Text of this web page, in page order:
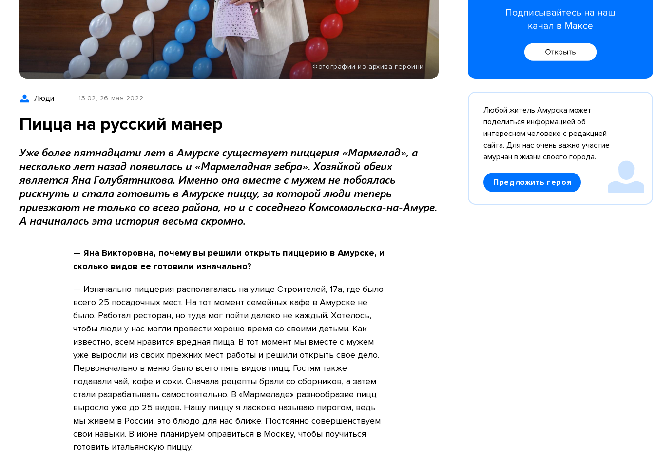
Фотографии из архива героини
Люди 13:02, 26 мая 2022
Пицца на русский манер
Уже более пятнадцати лет в Амурске существует пиццерия «Мармелад», а
несколько лет назад появилась и «Мармеладная зебра». Хозяйкой обеих
является Яна Голубятникова. Именно она вместе с мужем не побоялась
рискнуть и стала готовить в Амурске пиццу, за которой люди теперь
приезжают не только со всего района, но и с соседнего Комсомольска-на-Амуре.
А начиналась эта история весьма скромно.
— Яна Викторовна, почему вы решили открыть пиццерию в Амурске, и
сколько видов ее готовили изначально?
— Изначально пиццерия располагалась на улице Строителей, 17а, где было
всего 25 посадочных мест. На тот момент семейных кафе в Амурске не
было. Работал ресторан, но туда мог пойти далеко не каждый. Хотелось,
чтобы люди у нас могли провести хорошо время со своими детьми. Как
известно, всем нравится вредная пища. В тот момент мы вместе с мужем
уже выросли из своих прежних мест работы и решили открыть свое дело.
Первоначально в меню было всего пять видов пицц. Гостям также
подавали чай, кофе и соки. Сначала рецепты брали со сборников, а затем
стали разрабатывать самостоятельно. В «Мармеладе» разнообразие пицц
выросло уже до 25 видов. Нашу пиццу я ласково называю пирогом, ведь
мы живем в России, это блюдо для нас ближе. Постоянно совершенствуем
свои навыки. В июне планируем оправиться в Москву, чтобы поучиться
готовить итальянскую пиццу.
Любой житель Амурска может
поделиться информацией об
интересном человеке с редакцией
сайта. Для нас очень важно участие
амурчан в жизни своего города.
Предложить героя